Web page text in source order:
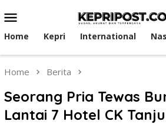
to
contentMenu
Home Kepri International
Home Berita
Seorang Pria Tewas
Lantai 7 Hotel CK